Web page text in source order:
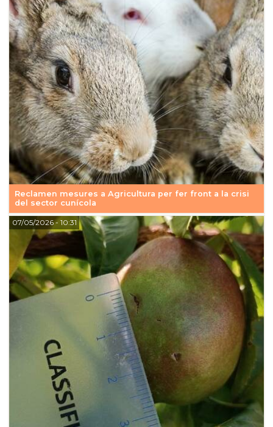
Reclamen mesures a Agricultura per fer front a la crisi
del sector cunícola
07/05/2026- 10:31